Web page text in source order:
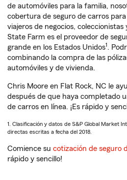
de automóviles para la familia,
cobertura de seguro de carros
viajeros de negocios,
State Farm es el proveedor de
grande en los Estados Unidos1.
combinando la compra de las
automóviles y de vivienda.
Chris Moore en Flat Rock, NC le
después de que haya completado
de carros en línea. ¡Es rápido y
1. Clasificación y datos de S&P Global Market
directas escritas a fecha del 2018.
Comience su cotización de seguro
rápido y sencillo!